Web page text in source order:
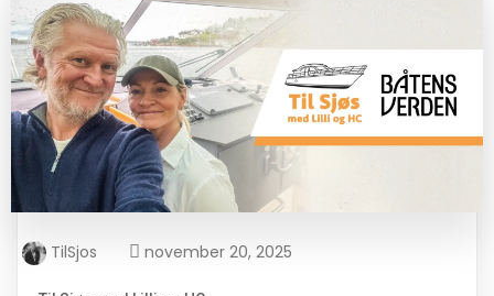
TilSjos november 20, 2025